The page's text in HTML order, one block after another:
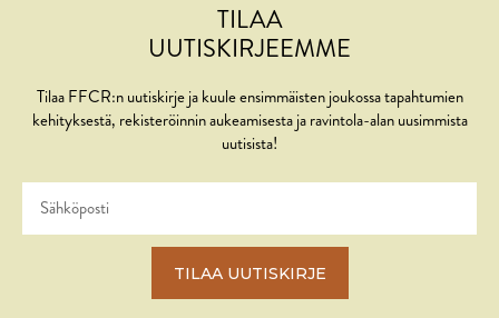
TILAA
UUTISKIRJEEMME
Tilaa FFCR:n uutiskirje ja kuule ensimmäisten joukossa tapahtumien
kehityksestä, rekisteröinnin aukeamisesta ja ravintola-alan uusimmista
uutisista!
TILAA UUTISKIRJE